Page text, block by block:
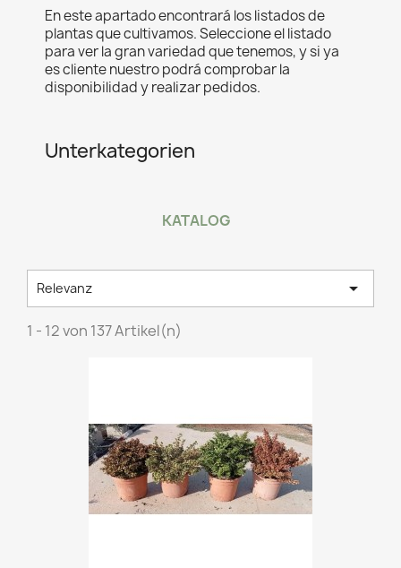
En este apartado encontrará los listados de
plantas que cultivamos. Seleccione el listado
para ver la gran variedad que tenemos, y si ya
es cliente nuestro podrá comprobar la
disponibilidad y realizar pedidos.
Unterkategorien
KATALOG
Relevanz 
1 - 12 von 137 Artikel(n)